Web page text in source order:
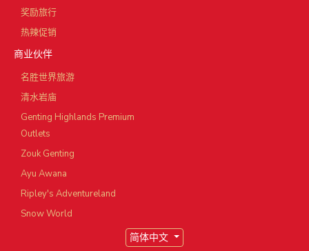
奖励旅行
热辣促销
商业伙伴
名胜世界旅游
清水岩庙
Genting Highlands Premium
Outlets
Zouk Genting
Ayu Awana
Ripley's Adventureland
Snow World
简体中文